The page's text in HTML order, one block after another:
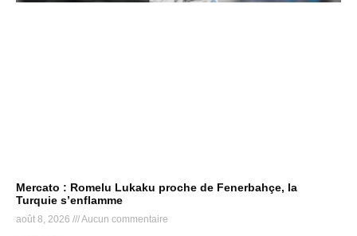
Mercato : Romelu Lukaku proche de Fenerbahçe, la
Turquie s’enflamme
août 8, 2026 Aucun commentaire